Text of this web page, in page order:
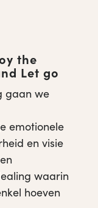
the
Let go
gaan we
emotionele
en visie
waarin
hoeven